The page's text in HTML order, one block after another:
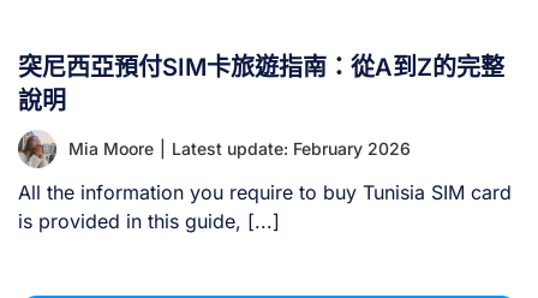
突尼西亞預付SIM卡旅遊指南：從A到Z的完整
說明
Mia Moore Latest update: February 2026
All the information you require to buy Tunisia SIM card
is provided in this guide, [...]